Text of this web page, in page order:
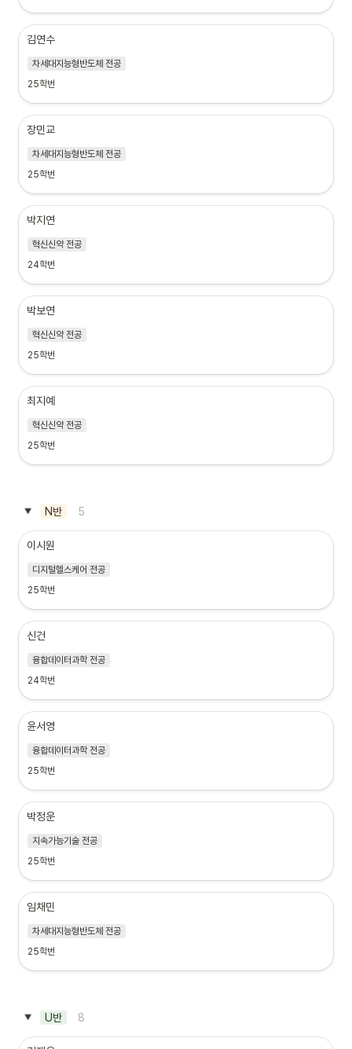
김연수
차세대지능형반도체 전공
25학번
장민교
차세대지능형반도체 전공
25학번
박지연
혁신신약 전공
24학번
박보연
혁신신약 전공
25학번
최지예
혁신신약 전공
25학번
N반 5
이시원
디지털헬스케어 전공
25학번
신건
융합데이터과학 전공
24학번
윤서영
융합데이터과학 전공
25학번
박정운
지속가능기술 전공
25학번
임채민
차세대지능형반도체 전공
25학번
U반 8